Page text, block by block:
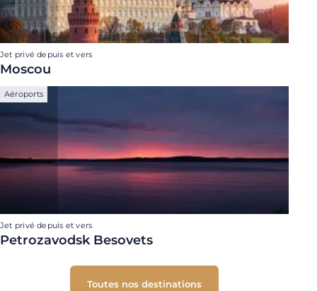
Jet privé depuis et vers
Moscou
Aéroports
Jet privé depuis et vers
Petrozavodsk Besovets
Toutes nos destinations